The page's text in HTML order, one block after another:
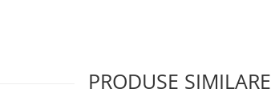
PRODUSE SIMILARE